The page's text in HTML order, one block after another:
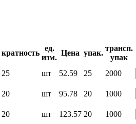
кратность
ед.
изм.
Цена упак.
трансп.
упак
25 шт 52.59 25 2000
20 шт 95.78 20 1000
20 шт 123.57 20 1000